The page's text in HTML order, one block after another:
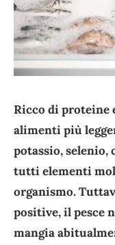
Ricco di proteine
alimenti più
potassio, selenio,
tutti elementi
organismo.
positive, il pesce
mangia